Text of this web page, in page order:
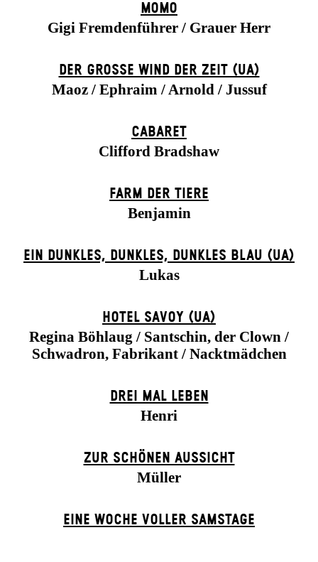
MOMO
Gigi Fremdenführer / Grauer Herr
DER GROSSE WIND DER ZEIT (UA)
Maoz / Ephraim / Arnold / Jussuf
CABARET
Clifford Bradshaw
FARM DER TIERE
Benjamin
EIN DUNK­LES, DUNK­LES, DUNK­LES BLAU (UA)
Lukas
HOTEL SAVOY (UA)
Regina Böhlaug / Santschin, der Clown /
Schwadron, Fabrikant / Nacktmädchen
DREI MAL LEBEN
Henri
ZUR SCHÖNEN AUSSICHT
Müller
EINE WOCHE VOLLER SAMSTAGE